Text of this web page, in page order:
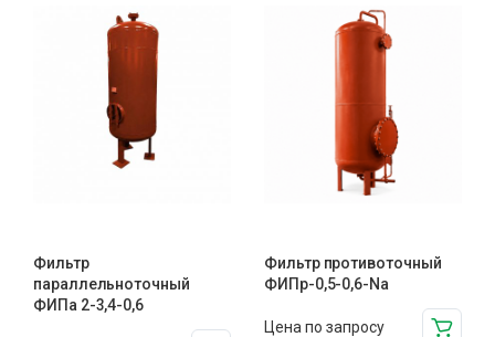
Фильтр
параллельноточный
ФИПа 2-3,4-0,6
Фильтр противоточный
ФИПр-0,5-0,6-Na
Цена по запросу